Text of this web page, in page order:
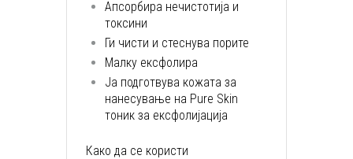
Апсорбира нечистотија и
токсини
Ги чисти и стеснува порите
Малку ексфолира
Ја подготвува кожата за
нанесување на Pure Skin
тоник за ексфолијација
Како да се користи